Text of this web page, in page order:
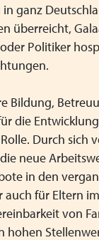
ganz
überreicht,
Politiker
Bildung,
die
Durch sich
neue
in den
auch für Eltern
von
hohen